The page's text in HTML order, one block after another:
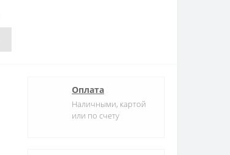
Оплата
Наличными, картой
или по счету